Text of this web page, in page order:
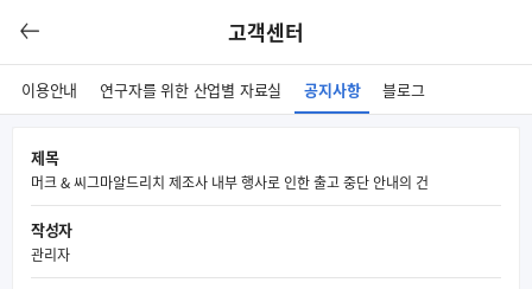
고객센터
이용안내 연구자를 위한 산업별 자료실 공지사항 블로그
제목
머크 & 씨그마알드리치 제조사 내부 행사로 인한 출고 중단 안내의 건
작성자
관리자